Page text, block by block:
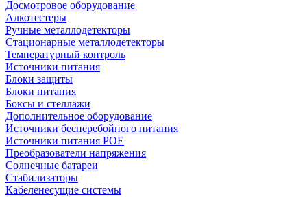
Досмотровое оборудование
Алкотестеры
Ручные металлодетекторы
Стационарные металлодетекторы
Температурный контроль
Источники питания
Блоки защиты
Блоки питания
Боксы и стеллажи
Дополнительное оборудование
Источники бесперебойного питания
Источники питания POE
Преобразователи напряжения
Солнечные батареи
Стабилизаторы
Кабеленесущие системы